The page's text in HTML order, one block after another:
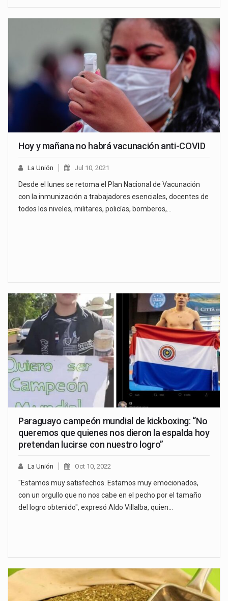
Hoy y mañana no habrá vacunación anti-COVID
La Unión Jul 10, 2021
Desde el lunes se retoma el Plan Nacional de Vacunación
con la inmunización a trabajadores esenciales, docentes de
todos los niveles, militares, policías, bomberos,…
Paraguayo campeón mundial de kickboxing: “No
queremos que quienes nos dieron la espalda hoy
pretendan lucirse con nuestro logro”
La Unión Oct 10, 2022
"Estamos muy satisfechos. Estamos muy emocionados,
con un orgullo que no nos cabe en el pecho por el tamaño
del logro obtenido", expresó Aldo Villalba, quien…